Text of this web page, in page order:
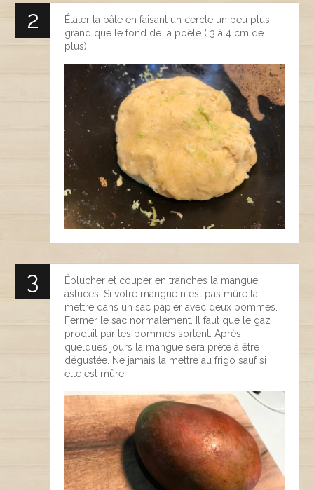
Étaler la pâte en faisant un cercle un peu plus
grand que le fond de la poêle ( 3 à 4 cm de
plus).
Éplucher et couper en tranches la mangue..
astuces. Si votre mangue n est pas mûre la
mettre dans un sac papier avec deux pommes.
Fermer le sac normalement. Il faut que le gaz
produit par les pommes sortent. Après
quelques jours la mangue sera prête à être
dégustée. Ne jamais la mettre au frigo sauf si
elle est mûre